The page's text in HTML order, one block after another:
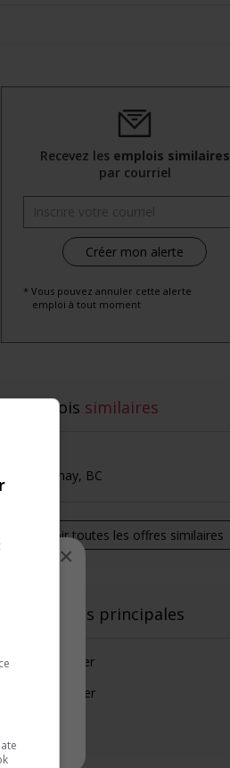
×
Recevez les emplois similaires
par courriel
* Vous pouvez annuler cette alerte
emploi à tout moment
Emplois similaires
Courtenay, BC
Voir toutes les offres similaires
Fonctions principales
Aide-cuisinier
Chef cuisinier